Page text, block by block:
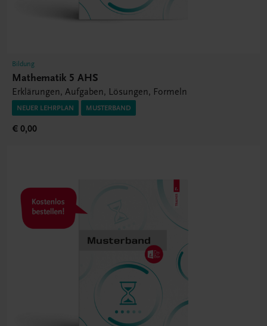
Bildung
Mathematik 5 AHS
Erklärungen, Aufgaben, Lösungen, Formeln
NEUER LEHRPLAN MUSTERBAND
€ 0,00